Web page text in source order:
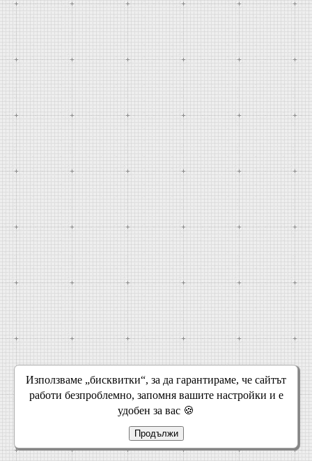
Използваме „бисквитки“, за да гарантираме, че сайтът
работи безпроблемно, запомня вашите настройки и е
удобен за вас 🍪
Продължи